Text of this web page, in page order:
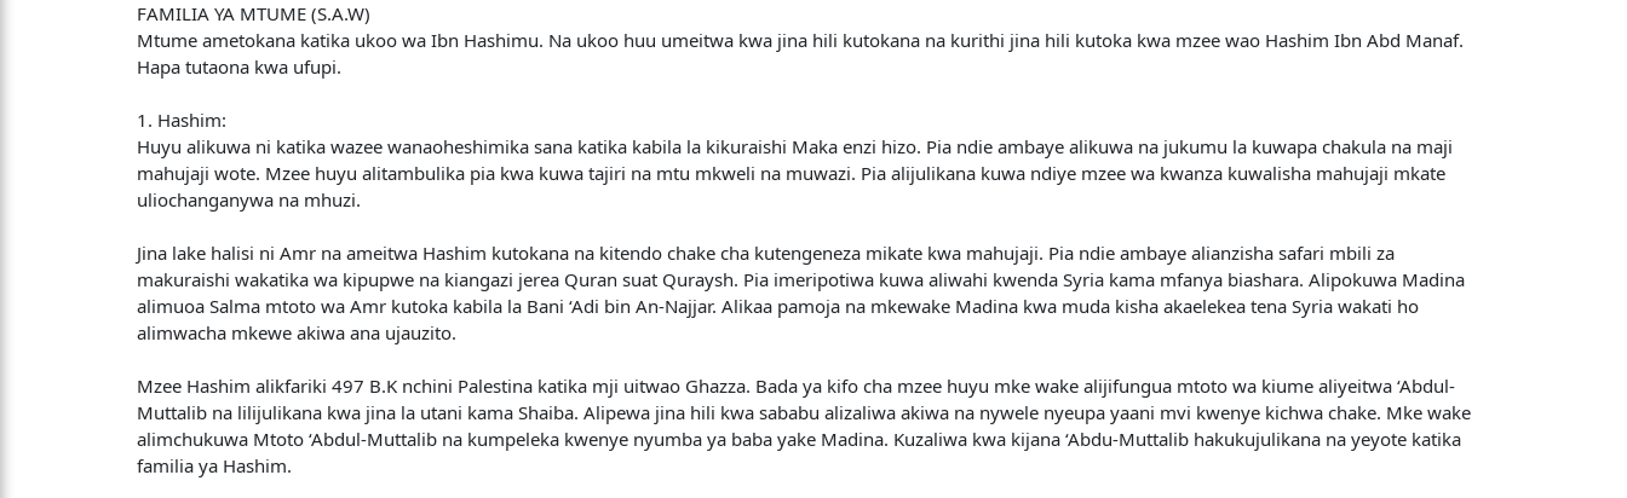
FAMILIA YA MTUME (S.A.W)
Mtume ametokana katika ukoo wa Ibn Hashimu. Na ukoo huu umeitwa kwa jina hili kutokana na kurithi jina hili kutoka kwa mzee wao Hashim Ibn Abd Manaf.
Hapa tutaona kwa ufupi.
1. Hashim:
Huyu alikuwa ni katika wazee wanaoheshimika sana katika kabila la kikuraishi Maka enzi hizo. Pia ndie ambaye alikuwa na jukumu la kuwapa chakula na maji
mahujaji wote. Mzee huyu alitambulika pia kwa kuwa tajiri na mtu mkweli na muwazi. Pia alijulikana kuwa ndiye mzee wa kwanza kuwalisha mahujaji mkate
uliochanganywa na mhuzi.
Jina lake halisi ni Amr na ameitwa Hashim kutokana na kitendo chake cha kutengeneza mikate kwa mahujaji. Pia ndie ambaye alianzisha safari mbili za
makuraishi wakatika wa kipupwe na kiangazi jerea Quran suat Quraysh. Pia imeripotiwa kuwa aliwahi kwenda Syria kama mfanya biashara. Alipokuwa Madina
alimuoa Salma mtoto wa Amr kutoka kabila la Bani ‘Adi bin An-Najjar. Alikaa pamoja na mkewake Madina kwa muda kisha akaelekea tena Syria wakati ho
alimwacha mkewe akiwa ana ujauzito.
Mzee Hashim alikfariki 497 B.K nchini Palestina katika mji uitwao Ghazza. Bada ya kifo cha mzee huyu mke wake alijifungua mtoto wa kiume aliyeitwa ‘Abdul-
Muttalib na lilijulikana kwa jina la utani kama Shaiba. Alipewa jina hili kwa sababu alizaliwa akiwa na nywele nyeupa yaani mvi kwenye kichwa chake. Mke wake
alimchukuwa Mtoto ‘Abdul-Muttalib na kumpeleka kwenye nyumba ya baba yake Madina. Kuzaliwa kwa kijana ‘Abdu-Muttalib hakukujulikana na yeyote katika
familia ya Hashim.